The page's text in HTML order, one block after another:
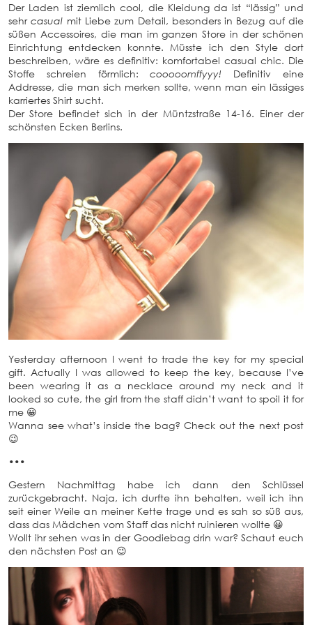
Der Laden ist ziemlich cool, die Kleidung da ist “lässig” und
sehrcasual mit Liebe zum Detail, besonders in Bezug auf die
süßen Accessoires, die man im ganzen Store in der schönen
Einrichtung entdecken konnte. Müsste ich den Style dort
beschreiben, wäre es definitiv: komfortabel casual chic. Die
Stoffe schreien förmlich:cooooomffyyy! Definitiv eine
Addresse, die man sich merken sollte, wenn man ein lässiges
karriertes Shirt sucht.
Der Store befindet sich in der Müntzstraße 14-16. Einer der
schönsten Ecken Berlins.
Yesterday afternoon I went to trade the key for my special
gift. Actually I was allowed to keep the key, because I’ve
been wearing it as a necklace around my neck and it
looked so cute, the girl from the staff didn’t want to spoil it for
me 😀
Wanna see what’s inside the bag? Check out the next post
😉
•••
Gestern Nachmittag habe ich dann den Schlüssel
zurückgebracht. Naja, ich durfte ihn behalten, weil ich ihn
seit einer Weile an meiner Kette trage und es sah so süß aus,
dass das Mädchen vom Staff das nicht ruinieren wollte 😀
Wollt ihr sehen was in der Goodiebag drin war? Schaut euch
den nächsten Post an 😉